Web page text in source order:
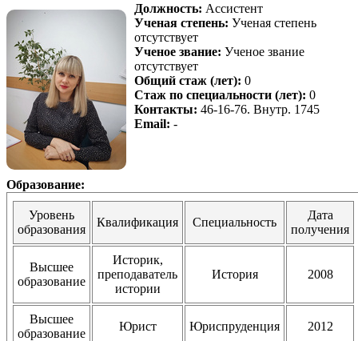
Должность: Ассистент
Ученая степень: Ученая степень
отсутствует
Ученое звание: Ученое звание
отсутствует
Общий стаж (лет): 0
Стаж по специальности (лет): 0
Контакты: 46-16-76. Внутр. 1745
Email: -
Образование:
Уровень
образования
Квалификация Специальность
Дата
получения
Высшее
образование
Историк,
преподаватель
истории
История 2008
Высшее
образование
Юрист Юриспруденция 2012